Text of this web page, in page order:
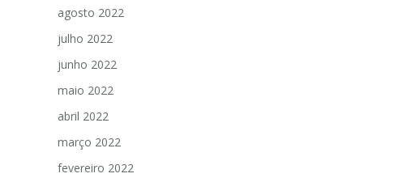
agosto 2022
julho 2022
junho 2022
maio 2022
abril 2022
março 2022
fevereiro 2022